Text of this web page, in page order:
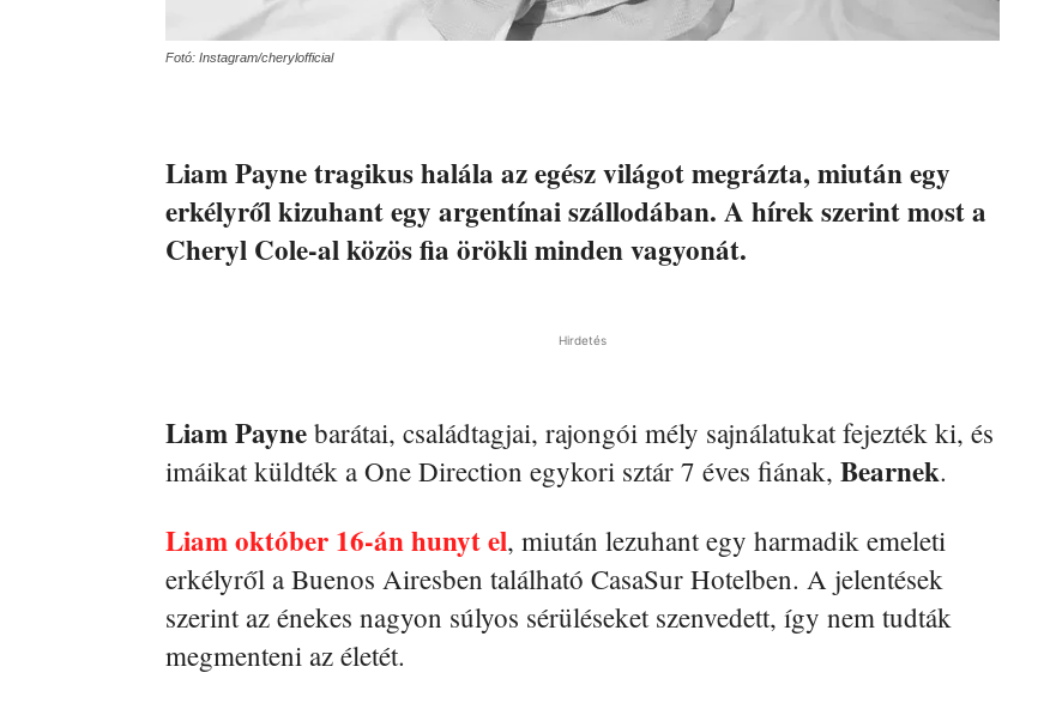
Fotó: Instagram/cherylofficial
Liam Payne tragikus halála az egész világot megrázta, miután egy
erkélyről kizuhant egy argentínai szállodában. A hírek szerint most a
Cheryl Cole-al közös fia örökli minden vagyonát.
Hirdetés
Liam Payne barátai, családtagjai, rajongói mély sajnálatukat fejezték ki, és
imáikat küldték a One Direction egykori sztár 7 éves fiának, Bearnek.
Liam október 16-án hunyt el, miután lezuhant egy harmadik emeleti
erkélyről a Buenos Airesben található CasaSur Hotelben. A jelentések
szerint az énekes nagyon súlyos sérüléseket szenvedett, így nem tudták
megmenteni az életét.